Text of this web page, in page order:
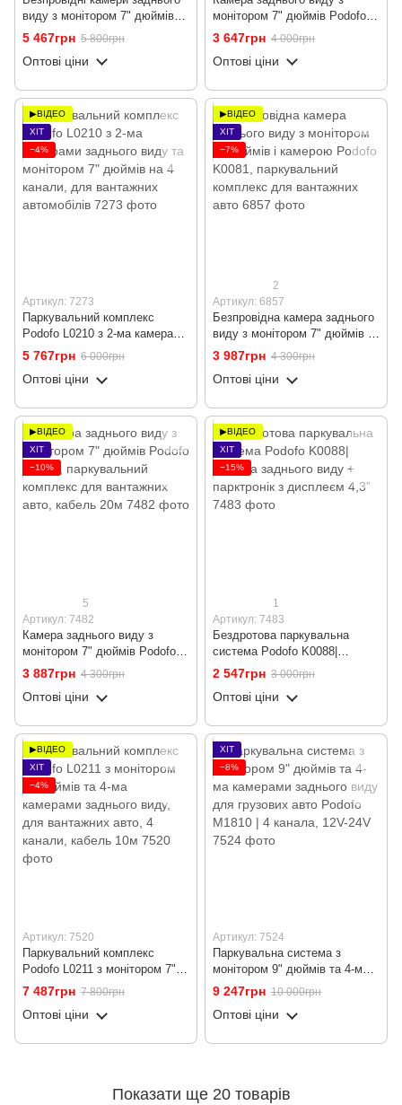
виду з монітором 7" дюймів
Podofo K0082, паркувальний
комплекс для вантажних авто
з 2-ма камерами
5 467грн 5 800грн
Оптові ціни
монітором 7" дюймів Podofo
F0505, паркувальний
комплекс для вантажних
авто, кабель 10м
3 647грн 4 000грн
Оптові ціни
▶ВІДЕО
ХІТ
−4%
Артикул: 7273
Паркувальний комплекс
Podofo L0210 з 2-ма камерами
заднього виду та монітором 7"
дюймів на 4 канали, для
вантажних автомобілів
5 767грн 6 000грн
Оптові ціни
▶ВІДЕО
ХІТ
−7%
2
Артикул: 6857
Безпровідна камера заднього
виду з монітором 7" дюймів і
камерою Podofo K0081,
паркувальний комплекс для
вантажних авто
3 987грн 4 300грн
Оптові ціни
▶ВІДЕО
ХІТ
−10%
5
Артикул: 7482
Камера заднього виду з
монітором 7" дюймів Podofo
F0505, паркувальний
комплекс для вантажних
авто, кабель 20м
3 887грн 4 300грн
Оптові ціни
▶ВІДЕО
ХІТ
−15%
1
Артикул: 7483
Бездротова паркувальна
система Podofo K0088|
Камера заднього виду +
парктронік з дисплеєм 4,3”
2 547грн 3 000грн
Оптові ціни
▶ВІДЕО
ХІТ
−4%
Артикул: 7520
Паркувальний комплекс
Podofo L0211 з монітором 7"
дюймів та 4-ма камерами
заднього виду, для вантажних
авто, 4 канали, кабель 10м
7 487грн 7 800грн
Оптові ціни
ХІТ
−8%
Артикул: 7524
Паркувальна система з
монітором 9" дюймів та 4-ма
камерами заднього виду для
грузових авто Podofo M1810 |
4 канала, 12V-24V
9 247грн 10 000грн
Оптові ціни
Показати ще 20 товарів